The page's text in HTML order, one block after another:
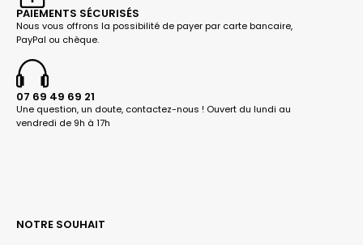
PAIEMENTS SÉCURISÉS
Nous vous offrons la possibilité de payer par carte bancaire,
PayPal ou chèque.
07 69 49 69 21
Une question, un doute, contactez-nous ! Ouvert du lundi au
vendredi de 9h à 17h
NOTRE SOUHAIT